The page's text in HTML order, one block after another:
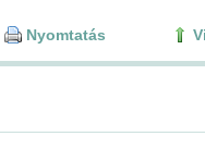
Nyomtatás